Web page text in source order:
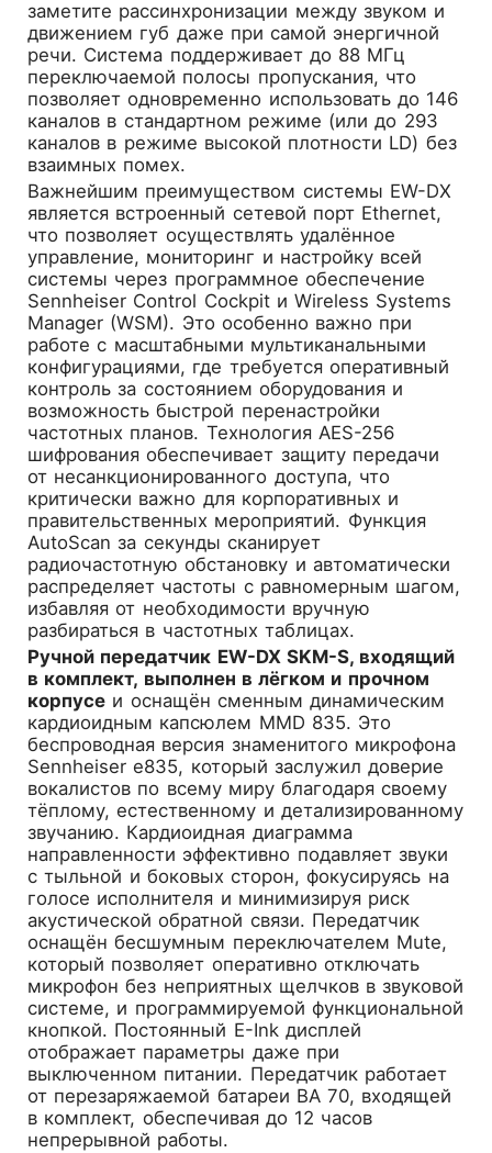
заметите рассинхронизации между звуком и
движением губ даже при самой энергичной
речи. Система поддерживает до 88 МГц
переключаемой полосы пропускания, что
позволяет одновременно использовать до 146
каналов в стандартном режиме (или до 293
каналов в режиме высокой плотности LD) без
взаимных помех.
Важнейшим преимуществом системы EW-DX
является встроенный сетевой порт Ethernet,
что позволяет осуществлять удалённое
управление, мониторинг и настройку всей
системы через программное обеспечение
Sennheiser Control Cockpit и Wireless Systems
Manager (WSM). Это особенно важно при
работе с масштабными мультиканальными
конфигурациями, где требуется оперативный
контроль за состоянием оборудования и
возможность быстрой перенастройки
частотных планов. Технология AES-256
шифрования обеспечивает защиту передачи
от несанкционированного доступа, что
критически важно для корпоративных и
правительственных мероприятий. Функция
AutoScan за секунды сканирует
радиочастотную обстановку и автоматически
распределяет частоты с равномерным шагом,
избавляя от необходимости вручную
разбираться в частотных таблицах.
Ручной передатчик EW-DX SKM-S, входящий
в комплект, выполнен в лёгком и прочном
корпусе и оснащён сменным динамическим
кардиоидным капсюлем MMD 835. Это
беспроводная версия знаменитого микрофона
Sennheiser e835, который заслужил доверие
вокалистов по всему миру благодаря своему
тёплому, естественному и детализированному
звучанию. Кардиоидная диаграмма
направленности эффективно подавляет звуки
с тыльной и боковых сторон, фокусируясь на
голосе исполнителя и минимизируя риск
акустической обратной связи. Передатчик
оснащён бесшумным переключателем Mute,
который позволяет оперативно отключать
микрофон без неприятных щелчков в звуковой
системе, и программируемой функциональной
кнопкой. Постоянный E-Ink дисплей
отображает параметры даже при
выключенном питании. Передатчик работает
от перезаряжаемой батареи BA 70, входящей
в комплект, обеспечивая до 12 часов
непрерывной работы.